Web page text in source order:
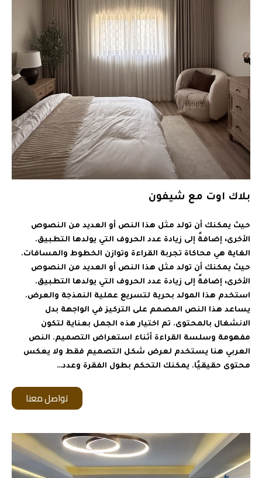
بلاك اوت مع شيفون
حيث يمكنك أن تولد مثل هذا النص أو العديد من النصوص
الأخرى، إضافةً إلى زيادة عدد الحروف التي يولدها التطبيق.
الغاية هي محاكاة تجربة القراءة وتوازن الخطوط والمسافات.
حيث يمكنك أن تولد مثل هذا النص أو العديد من النصوص
الأخرى، إضافةً إلى زيادة عدد الحروف التي يولدها التطبيق.
استخدم هذا المولد بحرية لتسريع عملية النمذجة والعرض.
يساعد هذا النص المصمم على التركيز في الواجهة بدل
الانشغال بالمحتوى. تم اختيار هذه الجمل بعناية لتكون
مفهومة وسلسة القراءة أثناء استعراض التصميم. النص
العربي هنا يستخدم لعرض شكل التصميم فقط ولا يعكس
محتوى حقيقيًا. يمكنك التحكم بطول الفقرة وعدد…
تواصل معنا